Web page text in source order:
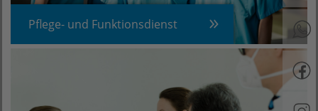
Pflege- und Funktionsdienst